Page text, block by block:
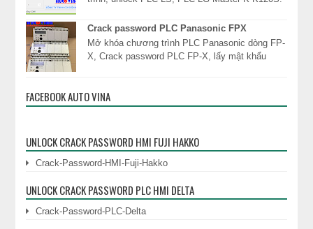
dịc...
Crack password PLC Panasonic FPX
Mở khóa chương trình PLC Panasonic dòng FP-
X, Crack password PLC FP-X, lấy mật khẩu
FACEBOOK AUTO VINA
UNLOCK CRACK PASSWORD HMI FUJI HAKKO
Crack-Password-HMI-Fuji-Hakko
UNLOCK CRACK PASSWORD PLC HMI DELTA
Crack-Password-PLC-Delta